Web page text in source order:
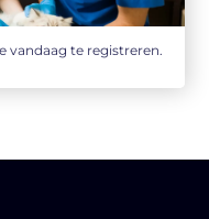
vandaag te registreren.